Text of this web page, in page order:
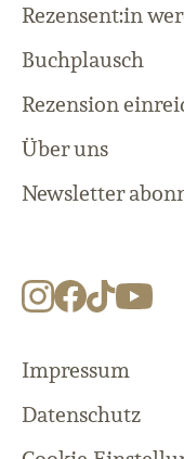
Rezensent:in
Buchplausch
Rezension
Über uns
Newsletter
Impressum
Datenschutz